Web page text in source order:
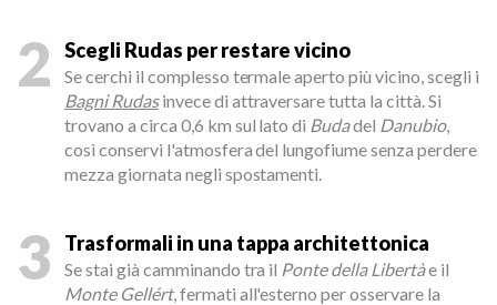
2 Scegli Rudas per restare vicino
Se cerchi il complesso termale aperto più vicino, scegli i
Bagni Rudasinvece di attraversare tutta la città. Si
trovano a circa 0,6 km sul lato di Budadel Danubio,
così conservi l'atmosfera del lungofiume senza perdere
mezza giornata negli spostamenti.
3 Trasformali in una tappa architettonica
Se stai già camminando tra il Ponte della Libertàe il
Monte Gellért, fermati all'esterno per osservare la